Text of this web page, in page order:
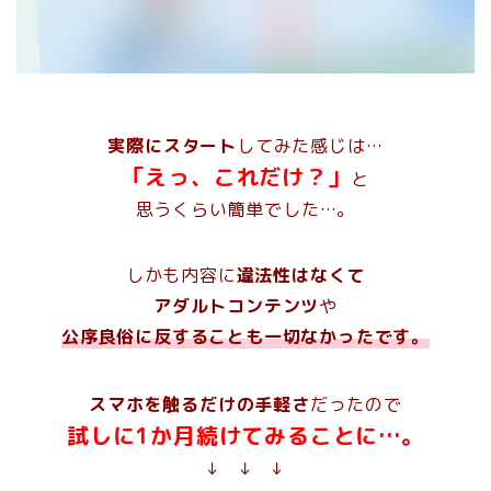
実際にスタート してみた感じは…
「えっ、これだけ？」 と
思うくらい簡単でした…。
しかも内容に違法性はなくて
アダルトコンテンツや
公序良俗に反することも一切なかったです。
スマホを触るだけの手軽さだったので
試しに1か月続けてみることに…。
↓ ↓ ↓